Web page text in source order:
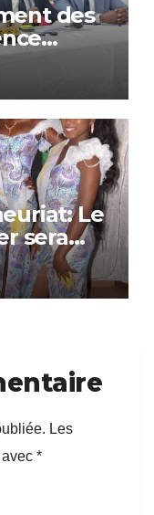
des
Le
sera
Les
*